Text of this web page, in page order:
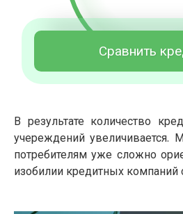
Сравнить
В результате количество
учереждений увеличивается.
потребителям уже сложно
изобилии кредитных